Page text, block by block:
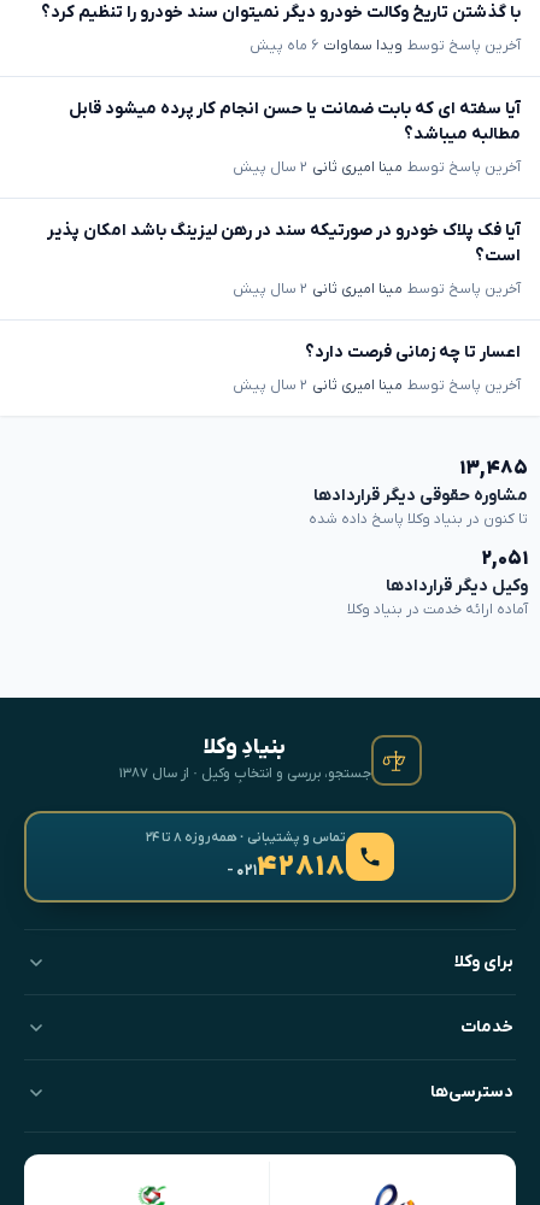
با گذشتن تاریخ وکالت خودرو دیگر نمیتوان سند خودرو را تنظیم کرد؟
آخرین پاسخ توسط ویدا سماوات ۶ ماه پیش
آیا سفته ای که بابت ضمانت یا حسن انجام کار پرده میشود قابل
مطالبه میباشد؟
آخرین پاسخ توسط مینا امیری ثانی ۲ سال پیش
آیا فک پلاک خودرو در صورتیکه سند در رهن لیزینگ باشد امکان پذیر
است؟
آخرین پاسخ توسط مینا امیری ثانی ۲ سال پیش
اعسار تا چه زمانی فرصت دارد؟
آخرین پاسخ توسط مینا امیری ثانی ۲ سال پیش
۱۳,۴۸۵
مشاوره حقوقی دیگر قراردادها
تا کنون در بنیاد وکلا پاسخ داده شده
۲,۰۵۱
وکیل دیگر قراردادها
آماده ارائه خدمت در بنیاد وکلا
بنیادِ وکلا
جستجو، بررسی و انتخابِ وکیل · از سال ۱۳۸۷
تماس و پشتیبانی · همه‌روزه ۸ تا ۲۴
۴۲۸۱۸- ۰۲۱
برای وکلا
خدمات
دسترسی‌ها